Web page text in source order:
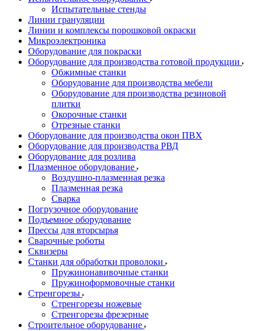
Испытательные стенды
Линии грануляции
Линии и комплексы порошковой окраски
Микроэлектроника
Оборудование для покраски
Оборудование для производства готовой продукции
Обжимные станки
Оборудование для производства мебели
Оборудование для производства резиновой
плитки
Окорочные станки
Отрезные станки
Оборудование для производства окон ПВХ
Оборудование для производства РВД
Оборудование для розлива
Плазменное оборудование
Воздушно-плазменная резка
Плазменная резка
Сварка
Погрузочное оборудование
Подъемное оборудование
Прессы для вторсырья
Сварочные роботы
Сквизеры
Станки для обработки проволоки
Пружинонавивочные станки
Пружиноформовочные станки
Стренгорезы
Стренгорезы ножевые
Стренгорезы фрезерные
Строительное оборудование